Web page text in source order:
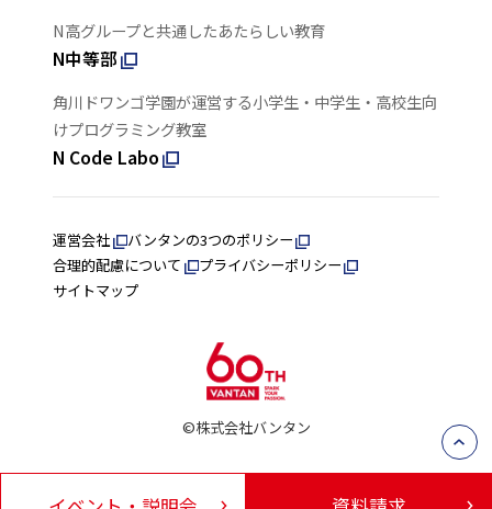
N高グループと共通したあたらしい教育
N中等部
角川ドワンゴ学園が運営する小学生・中学生・高校生向
けプログラミング教室
N Code Labo
運営会社
バンタンの3つのポリシー
合理的配慮について
プライバシーポリシー
サイトマップ
©株式会社バンタン